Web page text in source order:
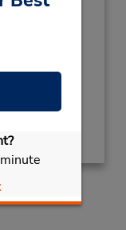
clés